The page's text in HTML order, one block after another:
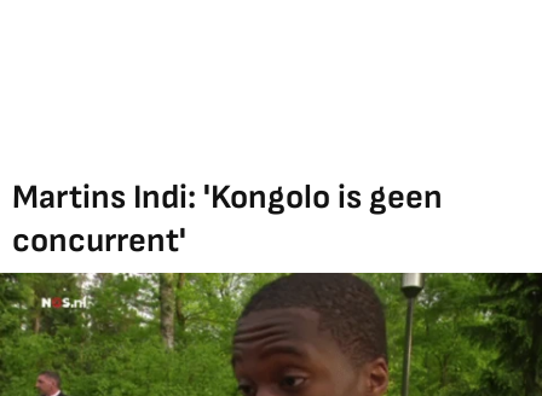
Martins Indi: 'Kongolo is geen
concurrent'